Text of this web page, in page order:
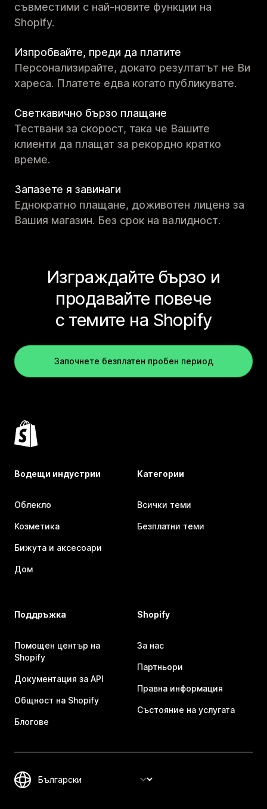
съвместими с най-новите функции на
Shopify.
Изпробвайте, преди да платите
Персонализирайте, докато резултатът не Ви
хареса. Платете едва когато публикувате.
Светкавично бързо плащане
Тествани за скорост, така че Вашите
клиенти да плащат за рекордно кратко
време.
Запазете я завинаги
Еднократно плащане, доживотен лиценз за
Вашия магазин. Без срок на валидност.
Изграждайте бързо и
продавайте повече
с темите на Shopify
Започнете безплатен пробен период
Водещи индустрии
Облекло
Козметика
Бижута и аксесоари
Дом
Категории
Всички теми
Безплатни теми
Поддръжка
Помощен център на
Shopify
Документация за API
Общност на Shopify
Блогове
Shopify
За нас
Партньори
Правна информация
Състояние на услугата